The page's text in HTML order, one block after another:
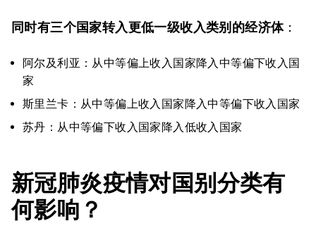
同时有三个国家转入更低一级收入类别的经济体：
阿尔及利亚：从中等偏上收入国家降入中等偏下收入国
家
斯里兰卡：从中等偏上收入国家降入中等偏下收入国家
苏丹：从中等偏下收入国家降入低收入国家
新冠肺炎疫情对国别分类有
何影响？